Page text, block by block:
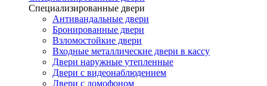
Специализированные двери
Антивандальные двери
Бронированные двери
Взломостойкие двери
Входные металлические двери в кассу
Двери наружные утепленные
Двери с видеонаблюдением
Двери с домофоном